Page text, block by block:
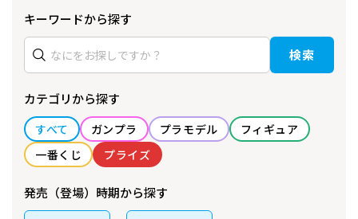
キーワードから探す
検索
カテゴリから探す
すべて ガンプラ プラモデル
フィギュア
一番くじ
プライズ
発売（登場）時期から探す